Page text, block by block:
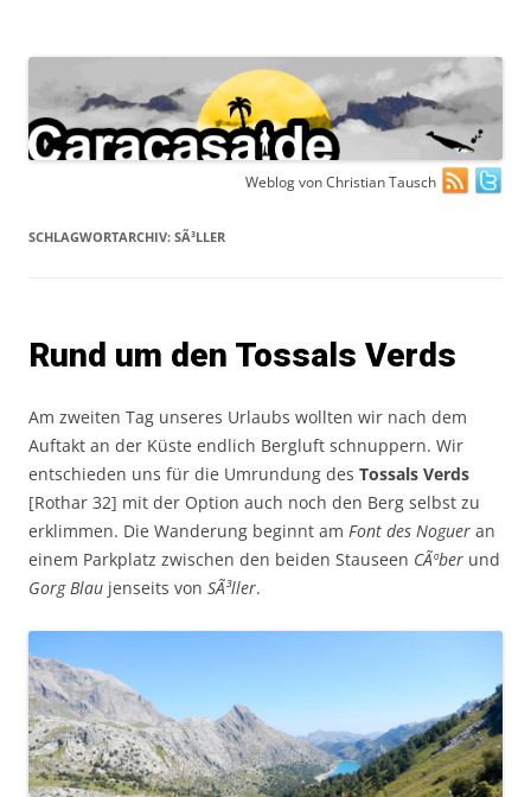
Weblog von Christian Tausch
SCHLAGWORTARCHIV: SÃ³LLER
Rund um den Tossals Verds
Am zweiten Tag unseres Urlaubs wollten wir nach dem
Auftakt an der Küste endlich Bergluft schnuppern. Wir
entschieden uns für die Umrundung des Tossals Verds
[Rothar 32] mit der Option auch noch den Berg selbst zu
erklimmen. Die Wanderung beginnt am Font des Noguer an
einem Parkplatz zwischen den beiden Stauseen CÃºber und
Gorg Blau jenseits von SÃ³ller.